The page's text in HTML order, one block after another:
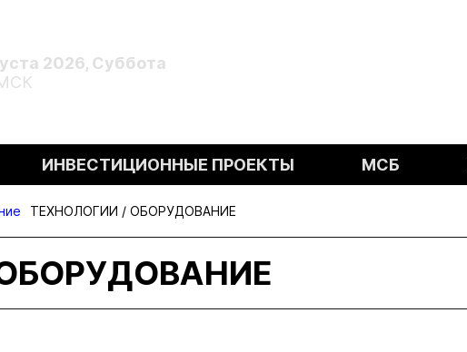
2026, Суббота
ИНВЕСТИЦИОННЫЕ ПРОЕКТЫ МСБ
ТЕХНОЛОГИИ / ОБОРУДОВАНИЕ